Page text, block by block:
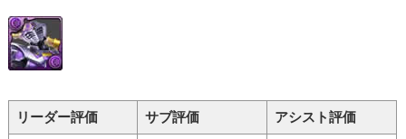
リーダー評価 サブ評価 アシスト評価